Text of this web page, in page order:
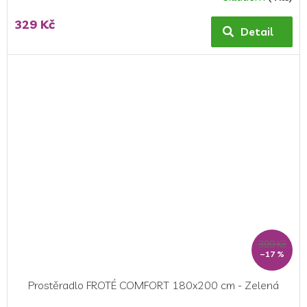
329 Kč Detail
399 Kč
–17 %
Prostěradlo FROTÉ COMFORT 180x200 cm - Zelená